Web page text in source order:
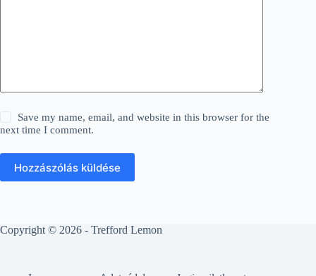
Save my name, email, and website in this browser for the
next time I comment.
Hozzászólás küldése
Copyright © 2026 - Trefford Lemon